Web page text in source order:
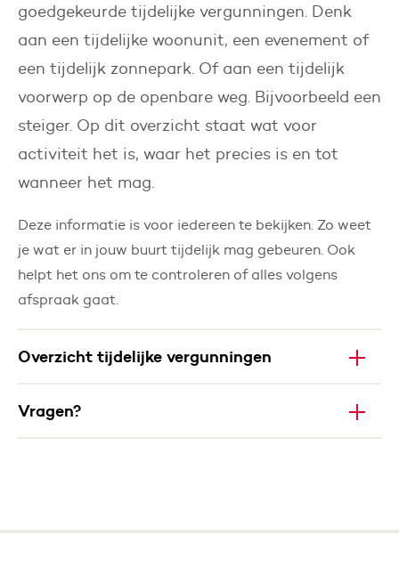
goedgekeurde tijdelijke vergunningen. Denk
aan een tijdelijke woonunit, een evenement of
een tijdelijk zonnepark. Of aan een tijdelijk
voorwerp op de openbare weg. Bijvoorbeeld een
steiger. Op dit overzicht staat wat voor
activiteit het is, waar het precies is en tot
wanneer het mag.
Deze informatie is voor iedereen te bekijken. Zo weet
je wat er in jouw buurt tijdelijk mag gebeuren. Ook
helpt het ons om te controleren of alles volgens
afspraak gaat.
Overzicht tijdelijke vergunningen
Vragen?